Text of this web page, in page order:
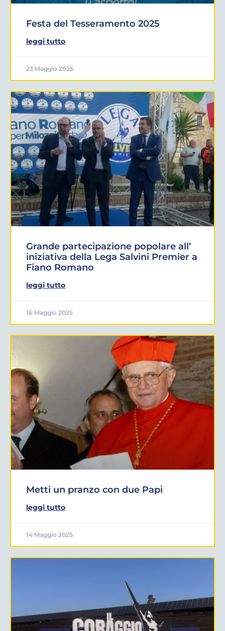
Festa del Tesseramento 2025
leggi tutto
23 Maggio 2025
Grande partecipazione popolare all’
iniziativa della Lega Salvini Premier a
Fiano Romano
leggi tutto
16 Maggio 2025
Metti un pranzo con due Papi
leggi tutto
14 Maggio 2025